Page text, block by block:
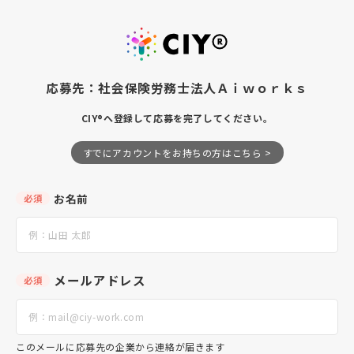
応募先：社会保険労務士法人Ａｉｗｏｒｋｓ
CIY®へ登録して応募を完了してください。
すでにアカウントをお持ちの方はこちら >
必須 お名前
必須 メールアドレス
このメールに応募先の企業から連絡が届きます